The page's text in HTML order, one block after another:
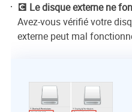
💽 Le disque externe ne
Avez-vous vérifié votre
externe peut mal